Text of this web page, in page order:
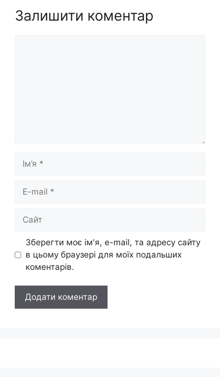
Залишити коментар
mail
Зберегти моє ім'я, e-mail, та адресу сайту
в цьому браузері для моїх подальших
коментарів.